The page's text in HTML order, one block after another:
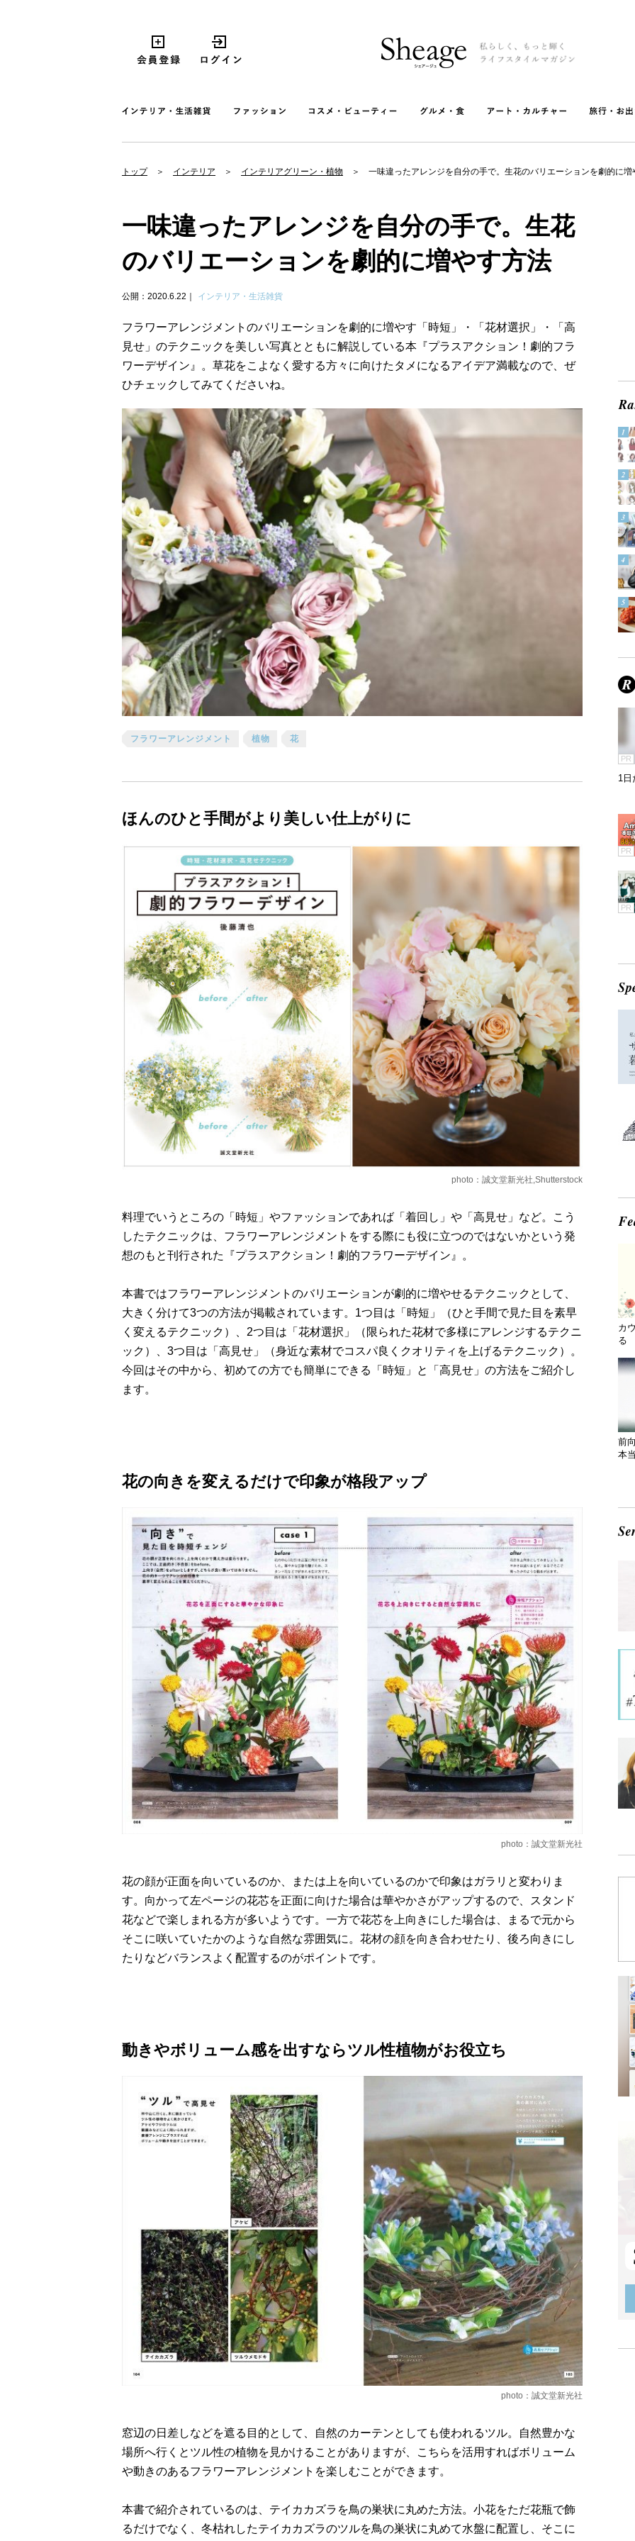
トップ インテリア インテリアグリーン・植物 一味違ったアレンジを自分の手で。生花のバリエーションを劇的に増
一味違ったアレンジを自分の手で。生花
のバリエーションを劇的に増やす方法
公開：2020.6.22 インテリア・生活雑貨
フラワーアレンジメントのバリエーションを劇的に増やす「時短」・「花材選択」・「高
見せ」のテクニックを美しい写真とともに解説している本『プラスアクション！劇的フラ
ワーデザイン』。草花をこよなく愛する方々に向けたタメになるアイデア満載なので、ぜ
ひチェックしてみてくださいね。
フラワーアレンジメント 植物 花
ほんのひと手間がより美しい仕上がりに
photo：誠文堂新光社,Shutterstock
料理でいうところの「時短」やファッションであれば「着回し」や「高見せ」など。こう
したテクニックは、フラワーアレンジメントをする際にも役に立つのではないかという発
想のもと刊行された『プラスアクション！劇的フラワーデザイン』。
本書ではフラワーアレンジメントのバリエーションが劇的に増やせるテクニックとして、
大きく分けて3つの方法が掲載されています。1つ目は「時短」（ひと手間で見た目を素早
く変えるテクニック）、2つ目は「花材選択」（限られた花材で多様にアレンジするテクニ
ック）、3つ目は「高見せ」（身近な素材でコスパ良くクオリティを上げるテクニック）。
今回はその中から、初めての方でも簡単にできる「時短」と「高見せ」の方法をご紹介し
ます。
花の向きを変えるだけで印象が格段アップ
photo：誠文堂新光社
花の顔が正面を向いているのか、または上を向いているのかで印象はガラリと変わりま
す。向かって左ページの花芯を正面に向けた場合は華やかさがアップするので、スタンド
花などで楽しまれる方が多いようです。一方で花芯を上向きにした場合は、まるで元から
そこに咲いていたかのような自然な雰囲気に。花材の顔を向き合わせたり、後ろ向きにし
たりなどバランスよく配置するのがポイントです。
動きやボリューム感を出すならツル性植物がお役立ち
photo：誠文堂新光社
窓辺の日差しなどを遮る目的として、自然のカーテンとしても使われるツル。自然豊かな
場所へ行くとツル性の植物を見かけることがありますが、こちらを活用すればボリューム
や動きのあるフラワーアレンジメントを楽しむことができます。
本書で紹介されているのは、テイカカズラを鳥の巣状に丸めた方法。小花をただ花瓶で飾
るだけでなく、冬枯れしたテイカカズラのツルを鳥の巣状に丸めて水盤に配置し、そこに
PR
1日
PR
PR
カ
る
前
本